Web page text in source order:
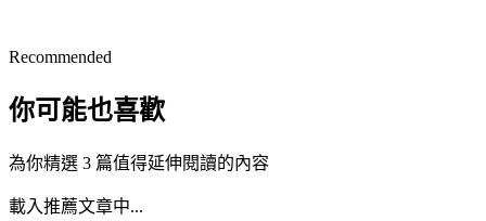
Recommended
你可能也喜歡
為你精選 3 篇值得延伸閱讀的內容
載入推薦文章中...